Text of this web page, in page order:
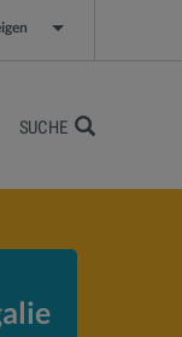
SUCHE